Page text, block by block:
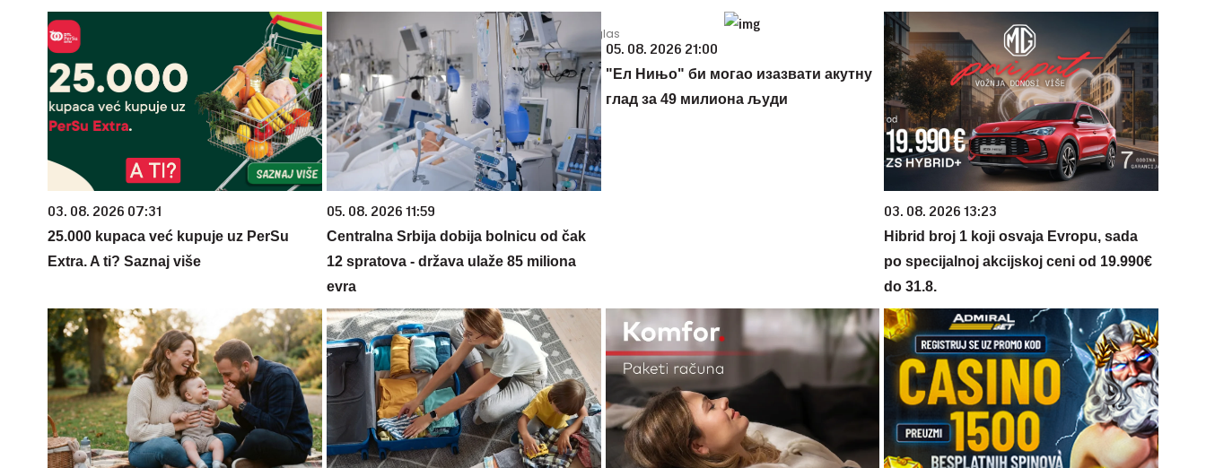
03. 08. 2026 07:31
25.000 kupaca već kupuje uz PerSu
Extra. A ti? Saznaj više
05. 08. 2026 11:59
Centralna Srbija dobija bolnicu od čak
12 spratova - država ulaže 85 miliona
evra
05. 08. 2026 21:00
"Ел Нињо" би могао изазвати акутну
глад за 49 милиона људи
03. 08. 2026 13:23
Hibrid broj 1 koji osvaja Evropu, sada
po specijalnoj akcijskoj ceni od 19.990€
do 31.8.